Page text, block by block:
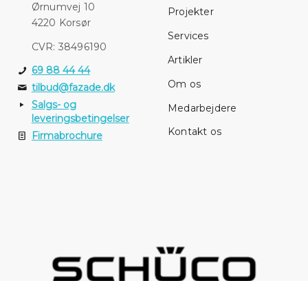
Ørnumvej 10
4220 Korsør
CVR: 38496190
69 88 44 44
tilbud@fazade.dk
Salgs- og
leveringsbetingelser
Firmabrochure
Projekter
Services
Artikler
Om os
Medarbejdere
Kontakt os